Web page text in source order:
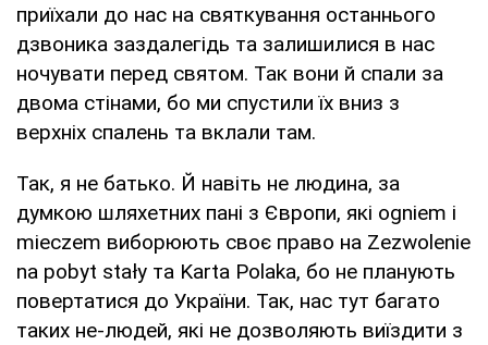
приїхали до нас на святкування останнього
дзвоника заздалегідь та залишилися в нас
ночувати перед святом. Так вони й спали за
двома стінами, бо ми спустили їх вниз з
верхніх спалень та вклали там.
Так, я не батько. Й навіть не людина, за
думкою шляхетних пані з Європи, які ogniem i
mieczem виборюють своє право на Zezwolenie
na pobyt stały та Karta Polaka, бо не планують
повертатися до України. Так, нас тут багато
таких не-людей, які не дозволяють виїздити з